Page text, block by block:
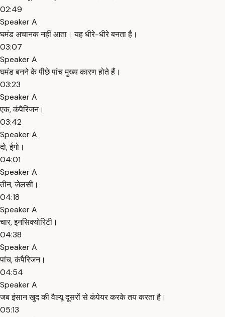
02:49
Speaker A
घमंड अचानक नहीं आता। यह धीरे-धीरे बनता है।
03:07
Speaker A
घमंड बनने के पीछे पांच मुख्य कारण होते हैं।
03:23
Speaker A
एक, कंपैरिजन।
03:42
Speaker A
दो, ईगो।
04:01
Speaker A
तीन, जेलसी।
04:18
Speaker A
चार, इनसिक्योरिटी।
04:38
Speaker A
पांच, कंपैरिजन।
04:54
Speaker A
जब इंसान खुद की वैल्यू दूसरों से कंपेयर करके तय करता है।
05:13